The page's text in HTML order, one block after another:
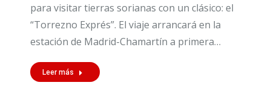
para visitar tierras sorianas con un clásico: el
“Torrezno Exprés”. El viaje arrancará en la
estación de Madrid-Chamartín a primera…
Leer más